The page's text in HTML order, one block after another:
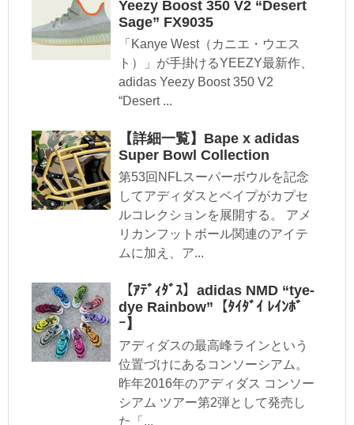
Yeezy Boost 350 V2 “Desert
Sage” FX9035
「Kanye West（カニエ・ウエス
ト）」が手掛けるYEEZY最新作、
adidas Yeezy Boost 350 V2
“Desert ...
【詳細一覧】Bape x adidas
Super Bowl Collection
第53回NFLスーパーボウルを記念
してアディダスとベイプがカプセ
ルコレクションを展開する。 アメ
リカンフットボール関連のアイテ
ムに加え、ア...
【ｱﾃﾞｨﾀﾞｽ】adidas NMD “tye-
dye Rainbow”【ﾀｲﾀﾞｲ ﾚｲﾝﾎﾞ
ｰ】
アディダスの最高峰ラインという
位置づけにあるコンソーシアム。
昨年2016年のアディダス コンソー
シアム ツアー第2弾として発売し
た「...